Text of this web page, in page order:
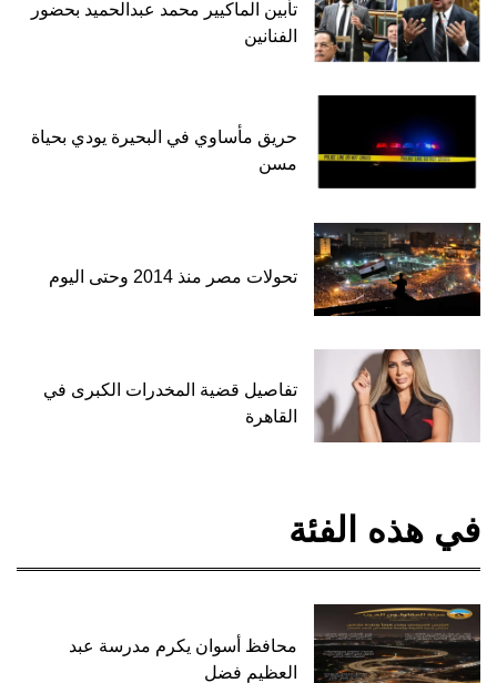
تأبين الماكيير محمد عبدالحميد بحضور
الفنانين
حريق مأساوي في البحيرة يودي بحياة
مسن
تحولات مصر منذ 2014 وحتى اليوم
تفاصيل قضية المخدرات الكبرى في
القاهرة
في هذه الفئة
محافظ أسوان يكرم مدرسة عبد
العظيم فضل